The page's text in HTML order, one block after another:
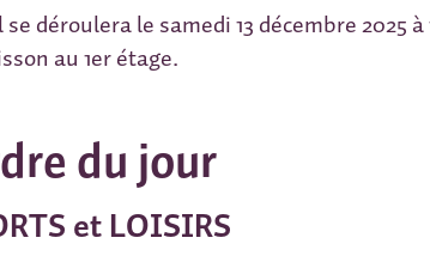
déroulera le samedi 13 décembre 2025
au 1er étage.
du jour
et LOISIRS